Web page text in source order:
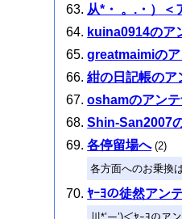
从*・ 。.・）＜
kuina0914のア
greatmaimiの
紺の日記帳のア
oshamのアン
Shin-San2007
各停留場へ(2)
各方面へのお乗換
ﾔｰﾖの徒然アン